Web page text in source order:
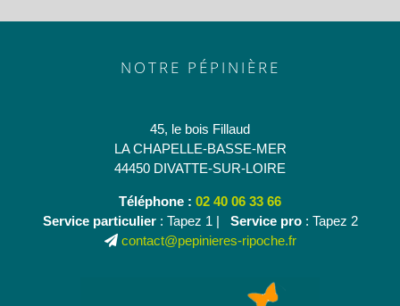
NOTRE PÉPINIÈRE
45, le bois Fillaud
LA CHAPELLE-BASSE-MER
44450 DIVATTE-SUR-LOIRE
Téléphone : 02 40 06 33 66
Service particulier: Tapez 1 | Service pro: Tapez 2
contact@pepinieres-ripoche.fr